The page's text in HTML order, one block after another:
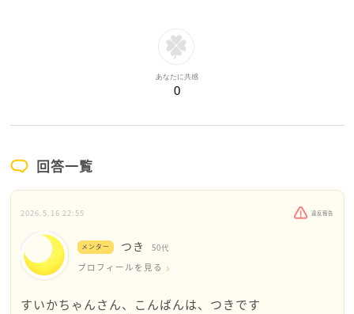
あなたに共感
0
回答一覧
2026.5.16 22:55 違反報告
メンター つき 50代
プロフィールを見る
すいかちゃんさん、こんばんは、つきです